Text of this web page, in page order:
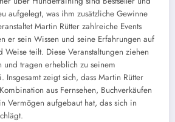
aufgelegt, was ihm zusätzliche Gewinne
Martin Rütter zahlreiche Events
er sein Wissen und seine Erfahrungen auf
teilt. Diese Veranstaltungen ziehen
und tragen erheblich zu seinem
Insgesamt zeigt sich, dass Martin Rütter
aus Fernsehen, Buchverkäufen
Vermögen aufgebaut hat, das sich in